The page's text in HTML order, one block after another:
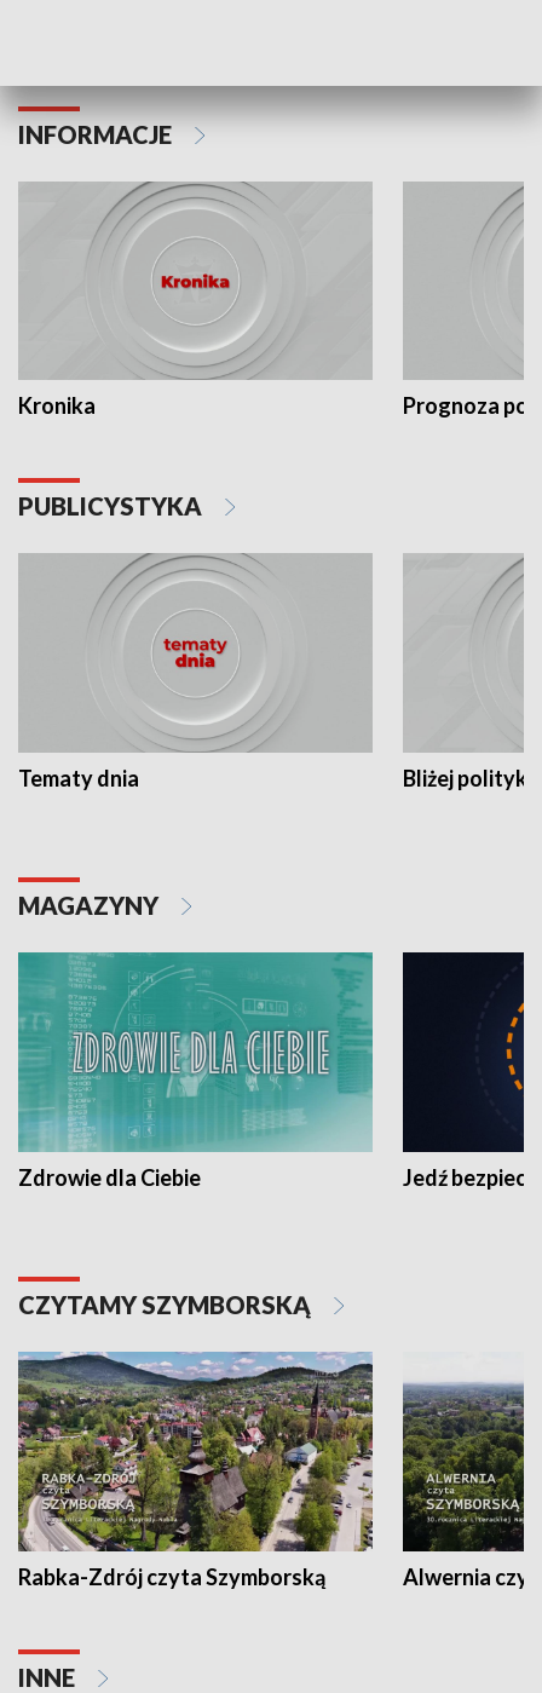
INFORMACJE
Kronika Prognoza
PUBLICYSTYKA
Tematy dnia Bliżej polityki
MAGAZYNY
Zdrowie dla Ciebie Jedź
CZYTAMY SZYMBORSKĄ
Rabka-Zdrój czyta Szymborską Alwernia
INNE